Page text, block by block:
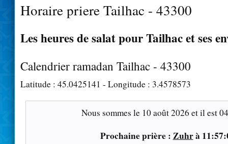
Horaire priere Tailhac - 43300
Les heures de salat pour Tailhac et ses
Calendrier ramadan Tailhac - 43300
Latitude : 45.0425141 - Longitude : 3.4578573
Nous sommes le 10 août 2026 et il est
Prochaine prière : Zuhrà